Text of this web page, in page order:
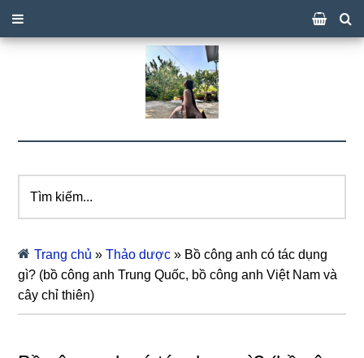
kiếm...
Trang chủ »Thảo dược » Bồ công anh có tác dụng
gì? (bồ công anh Trung Quốc, bồ công anh Việt Nam và
cây chỉ thiên)